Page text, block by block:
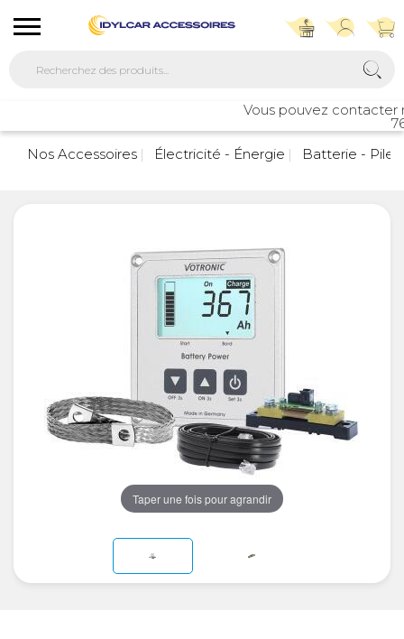
Vous pouvez contacter
Nos Accessoires
Électricité - Énergie Batterie - Pile
Taper une fois pour agrandir